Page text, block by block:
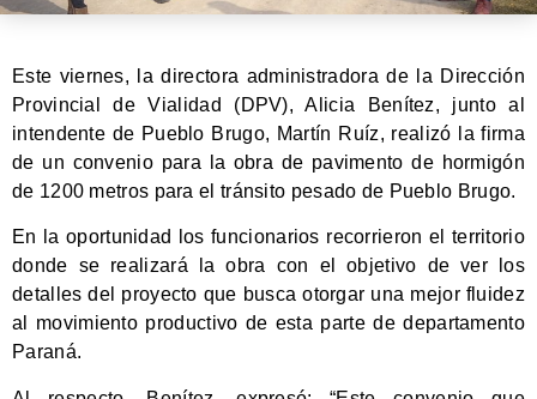
Este viernes, la directora administradora de la Dirección
Provincial de Vialidad (DPV), Alicia Benítez, junto al
intendente de Pueblo Brugo, Martín Ruíz, realizó la firma
de un convenio para la obra de pavimento de hormigón
de 1200 metros para el tránsito pesado de Pueblo Brugo.
En la oportunidad los funcionarios recorrieron el territorio
donde se realizará la obra con el objetivo de ver los
detalles del proyecto que busca otorgar una mejor fluidez
al movimiento productivo de esta parte de departamento
Paraná.